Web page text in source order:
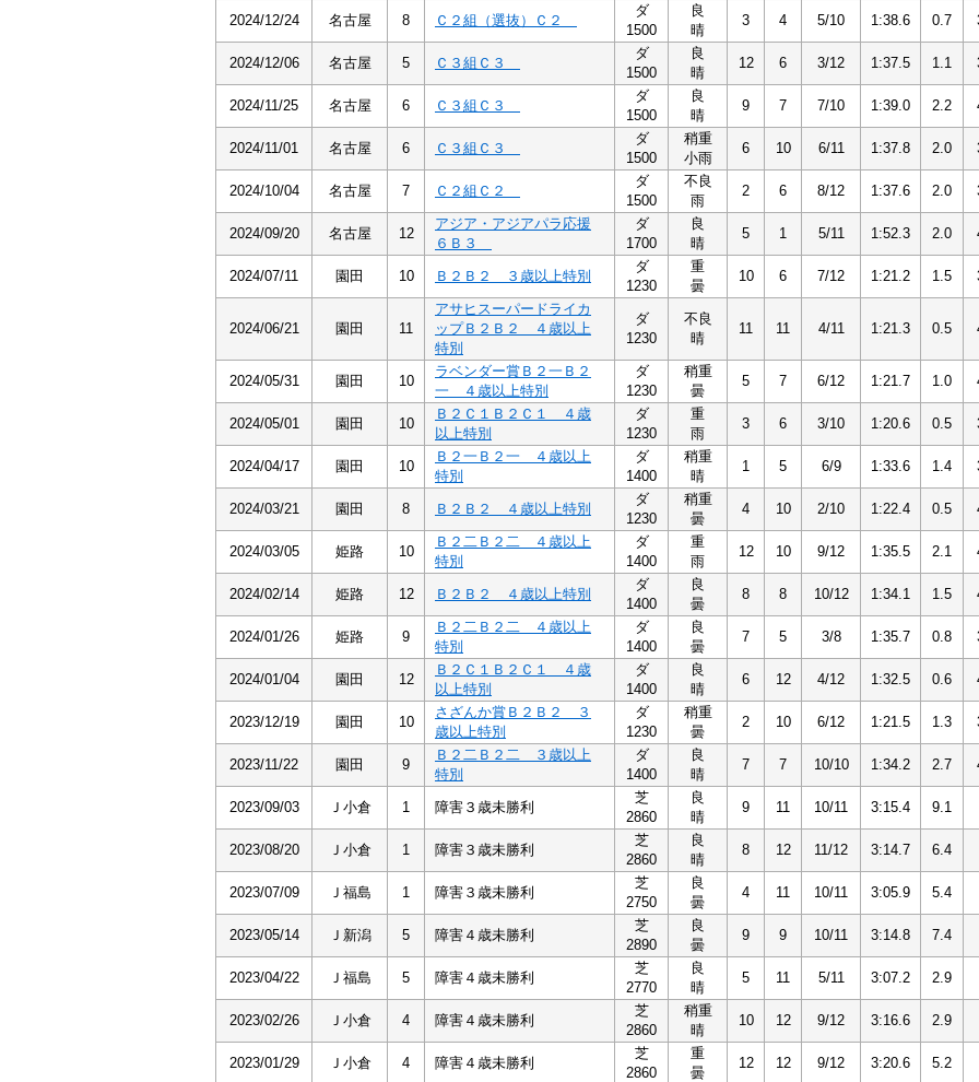
2024/12/24 名古屋 8 Ｃ２組（選抜）Ｃ２
ダ
1500
良
晴
3 4 5/10 1:38.6 0.7
2024/12/06 名古屋 5 Ｃ３組Ｃ３
ダ
1500
良
晴
12 6 3/12 1:37.5 1.1
2024/11/25 名古屋 6 Ｃ３組Ｃ３
ダ
1500
良
晴
9 7 7/10 1:39.0 2.2
2024/11/01 名古屋 6 Ｃ３組Ｃ３
ダ
1500
稍重
小雨
6 10 6/11 1:37.8 2.0
2024/10/04 名古屋 7 Ｃ２組Ｃ２
ダ
1500
不良
雨
2 6 8/12 1:37.6 2.0
2024/09/20 名古屋 12
アジア・アジアパラ応援
６Ｂ３
ダ
1700
良
晴
5 1 5/11 1:52.3 2.0
2024/07/11 園田 10 Ｂ２Ｂ２ ３歳以上特別
ダ
1230
重
曇
10 6 7/12 1:21.2 1.5
2024/06/21 園田 11
アサヒスーパードライカ
ップＢ２Ｂ２ ４歳以上
特別
ダ
1230
不良
晴
11 11 4/11 1:21.3 0.5
2024/05/31 園田 10
ラベンダー賞Ｂ２一Ｂ２
一 ４歳以上特別
ダ
1230
稍重
曇
5 7 6/12 1:21.7 1.0
2024/05/01 園田 10
Ｂ２Ｃ１Ｂ２Ｃ１ ４歳
以上特別
ダ
1230
重
雨
3 6 3/10 1:20.6 0.5
2024/04/17 園田 10
Ｂ２一Ｂ２一 ４歳以上
特別
ダ
1400
稍重
晴
1 5 6/9 1:33.6 1.4
2024/03/21 園田 8 Ｂ２Ｂ２ ４歳以上特別
ダ
1230
稍重
曇
4 10 2/10 1:22.4 0.5
2024/03/05 姫路 10
Ｂ２二Ｂ２二 ４歳以上
特別
ダ
1400
重
雨
12 10 9/12 1:35.5 2.1
2024/02/14 姫路 12 Ｂ２Ｂ２ ４歳以上特別
ダ
1400
良
曇
8 8 10/12 1:34.1 1.5
2024/01/26 姫路 9
Ｂ２二Ｂ２二 ４歳以上
特別
ダ
1400
良
曇
7 5 3/8 1:35.7 0.8
2024/01/04 園田 12
Ｂ２Ｃ１Ｂ２Ｃ１ ４歳
以上特別
ダ
1400
良
晴
6 12 4/12 1:32.5 0.6
2023/12/19 園田 10
さざんか賞Ｂ２Ｂ２ ３
歳以上特別
ダ
1230
稍重
曇
2 10 6/12 1:21.5 1.3
2023/11/22 園田 9
Ｂ２二Ｂ２二 ３歳以上
特別
ダ
1400
良
晴
7 7 10/10 1:34.2 2.7
2023/09/03 Ｊ小倉 1 障害３歳未勝利
芝
2860
良
晴
9 11 10/11 3:15.4 9.1
2023/08/20 Ｊ小倉 1 障害３歳未勝利
芝
2860
良
晴
8 12 11/12 3:14.7 6.4
2023/07/09 Ｊ福島 1 障害３歳未勝利
芝
2750
良
曇
4 11 10/11 3:05.9 5.4
2023/05/14 Ｊ新潟 5 障害４歳未勝利
芝
2890
良
曇
9 9 10/11 3:14.8 7.4
2023/04/22 Ｊ福島 5 障害４歳未勝利
芝
2770
良
晴
5 11 5/11 3:07.2 2.9
2023/02/26 Ｊ小倉 4 障害４歳未勝利
芝
2860
稍重
晴
10 12 9/12 3:16.6 2.9
2023/01/29 Ｊ小倉 4 障害４歳未勝利
芝
2860
重
曇
12 12 9/12 3:20.6 5.2